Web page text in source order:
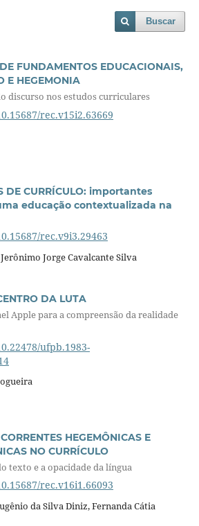
Buscar
FUNDAMENTOS EDUCACIONAIS,
E HEGEMONIA
discurso nos estudos curriculares
rec.v15i2.63669
DE CURRÍCULO: importantes
educação contextualizada na
rec.v9i3.29463
Jorge Cavalcante Silva
DA LUTA
Apple para a compreensão da realidade
ufpb.1983-
HEGEMÔNICAS E
NO CURRÍCULO
texto e a opacidade da língua
rec.v16i1.66093
da Silva Diniz, Fernanda Cátia